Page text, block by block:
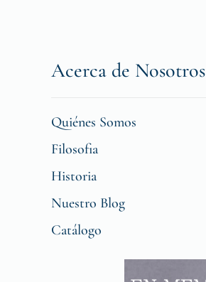
Acerca de Nosotros
Quiénes Somos
Filosofia
Historia
Nuestro Blog
Catálogo